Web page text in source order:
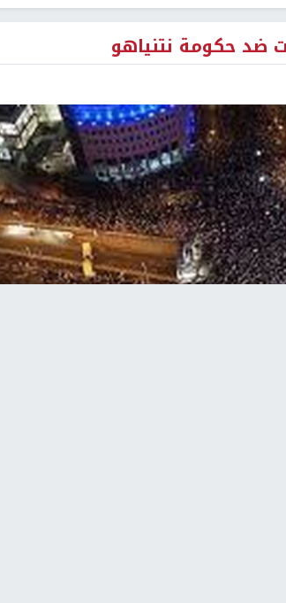
ضد حكومة نتنياهو